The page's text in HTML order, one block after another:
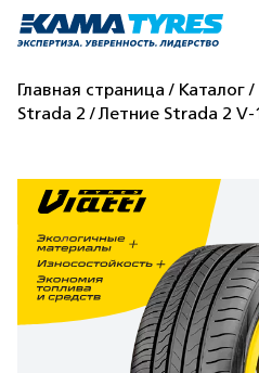
Главная страница Каталог
Strada 2
Летние Strada 2 V-